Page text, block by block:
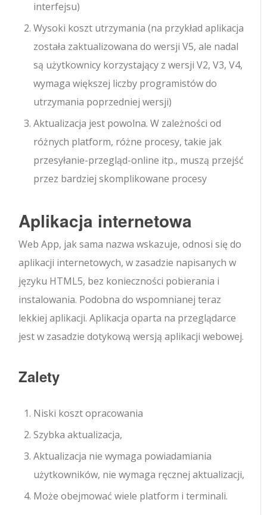
interfejsu)
Wysoki koszt utrzymania (na przykład aplikacja
została zaktualizowana do wersji V5, ale nadal
są użytkownicy korzystający z wersji V2, V3, V4,
wymaga większej liczby programistów do
utrzymania poprzedniej wersji)
Aktualizacja jest powolna. W zależności od
różnych platform, różne procesy, takie jak
przesyłanie-przegląd-online itp., muszą przejść
przez bardziej skomplikowane procesy
Aplikacja internetowa
Web App, jak sama nazwa wskazuje, odnosi się do
aplikacji internetowych, w zasadzie napisanych w
języku HTML5, bez konieczności pobierania i
instalowania. Podobna do wspomnianej teraz
lekkiej aplikacji. Aplikacja oparta na przeglądarce
jest w zasadzie dotykową wersją aplikacji webowej.
Zalety
Niski koszt opracowania
Szybka aktualizacja,
Aktualizacja nie wymaga powiadamiania
użytkowników, nie wymaga ręcznej aktualizacji,
Może obejmować wiele platform i terminali.